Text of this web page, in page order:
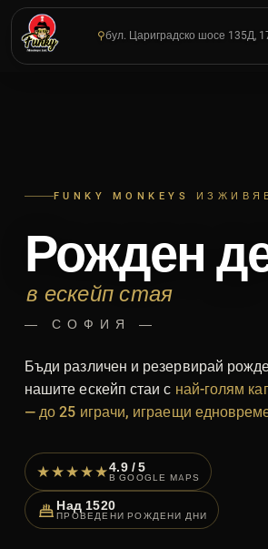
Skip
main
⚲бул. Цариградско шосе 135Д,
FUNKY MONKEYS
Рожден
в ескейп стая
— СОФИЯ —
Бъди различен и резервирай
нашите ескейп стаи с най-голям
— до 25 играчи, играещи
★★★★★4.9 / 5
В GOOGLE MAPS
Над 1520
ПРОВЕДЕНИ РОЖДЕНИ ДНИ